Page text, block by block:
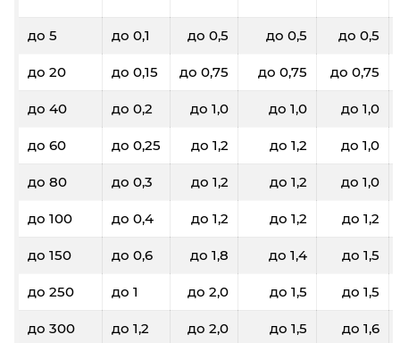
до 5 до 0,1 до 0,5 до 0,5 до 0,5
до 20 до 0,15 до 0,75 до 0,75 до 0,75
до 40 до 0,2 до 1,0 до 1,0 до 1,0
до 60 до 0,25 до 1,2 до 1,2 до 1,0
до 80 до 0,3 до 1,2 до 1,2 до 1,0
до 100 до 0,4 до 1,2 до 1,2 до 1,2
до 150 до 0,6 до 1,8 до 1,4 до 1,5
до 250 до 1 до 2,0 до 1,5 до 1,5
до 300 до 1,2 до 2,0 до 1,5 до 1,6